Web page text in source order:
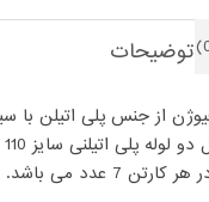
توضیحات
الکتروفیوژن از جنس پلی اتیلن
7 عدد می باشد.